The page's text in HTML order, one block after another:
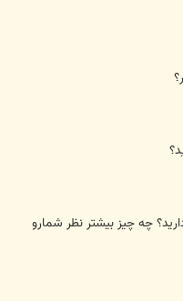
چه چیز بیشتر نظر شمارو